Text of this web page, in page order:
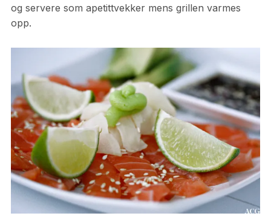
og servere som apetittvekker mens grillen varmes
opp.